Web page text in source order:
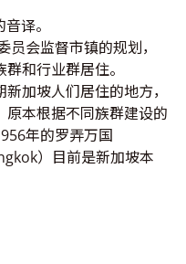
译。
会监督市镇的规划，
和行业群居住。
加坡人们居住的地方，
本根据不同族群建设的
年的罗弄万国
）目前是新加坡本